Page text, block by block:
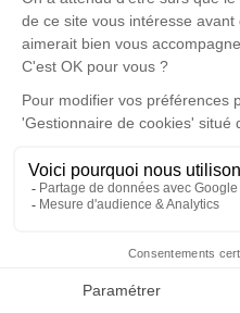
Faire-part
Un service de plantation
disponible ici.
Cérémonie religieuse
Église de Saint-Just-
38540 Saint-Just-